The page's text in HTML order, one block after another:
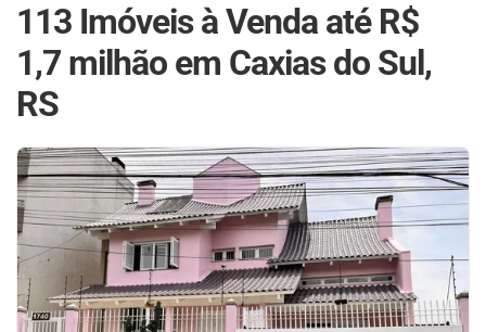
113 Imóveis à Venda até R$
1,7 milhão em Caxias do Sul,
RS